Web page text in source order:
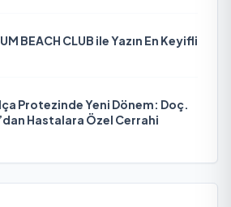
BEACH CLUB ile Yazın En Keyifli
Protezinde Yeni Dönem: Doç.
Hastalara Özel Cerrahi